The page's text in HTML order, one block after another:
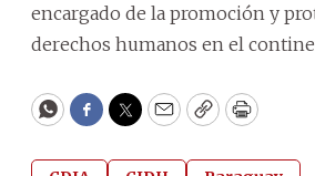
encargado de la promoción y
derechos humanos en el
WhatsApp
Facebook
Twitter
EmailCopyPrint